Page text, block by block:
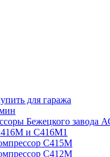
для гаража
Бежецкого завода
и С416М1
С415М
С412М